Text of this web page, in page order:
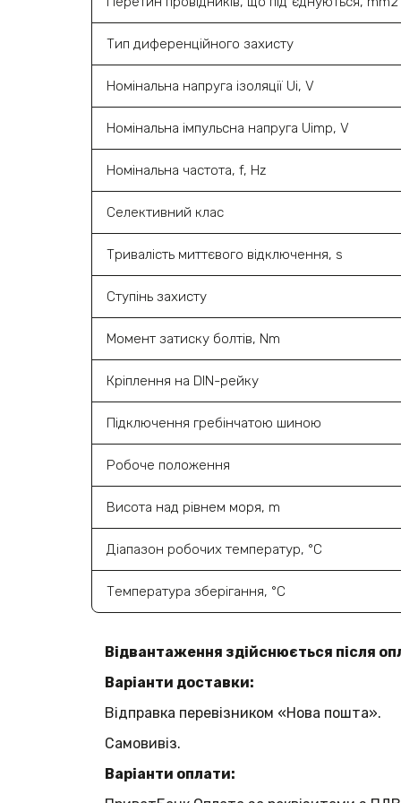
Тип диференційного захисту
Номінальна напруга ізоляції Ui, V
Номінальна імпульсна напруга Uimp, V
Номінальна частота, f, Hz
Селективний клас
Тривалість миттєвого відключення, s
Ступінь захисту
Момент затиску болтів, Nm
Кріплення на DIN-рейку
Підключення гребінчатою шиною
Робоче положення
Висота над рівнем моря, m
Діапазон робочих температур, °C
Температура зберігання, °C
Відвантаження здійснюється після
Варіанти доставки:
Відправка перевізником «Нова пошта».
Самовивіз.
Варіанти оплати: